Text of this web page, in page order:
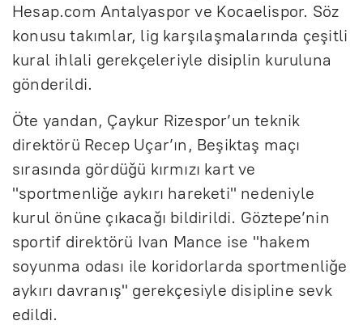
Hesap.com Antalyaspor ve Kocaelispor. Söz
konusu takımlar, lig karşılaşmalarında çeşitli
kural ihlali gerekçeleriyle disiplin kuruluna
gönderildi.
Öte yandan, Çaykur Rizespor’un teknik
direktörü Recep Uçar’ın, Beşiktaş maçı
sırasında gördüğü kırmızı kart ve
"sportmenliğe aykırı hareketi" nedeniyle
kurul önüne çıkacağı bildirildi. Göztepe’nin
sportif direktörü Ivan Mance ise "hakem
soyunma odası ile koridorlarda sportmenliğe
aykırı davranış" gerekçesiyle disipline sevk
edildi.